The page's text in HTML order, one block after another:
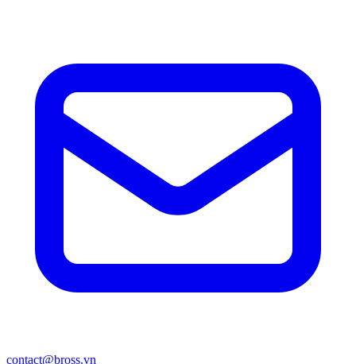
contact@bross.vn